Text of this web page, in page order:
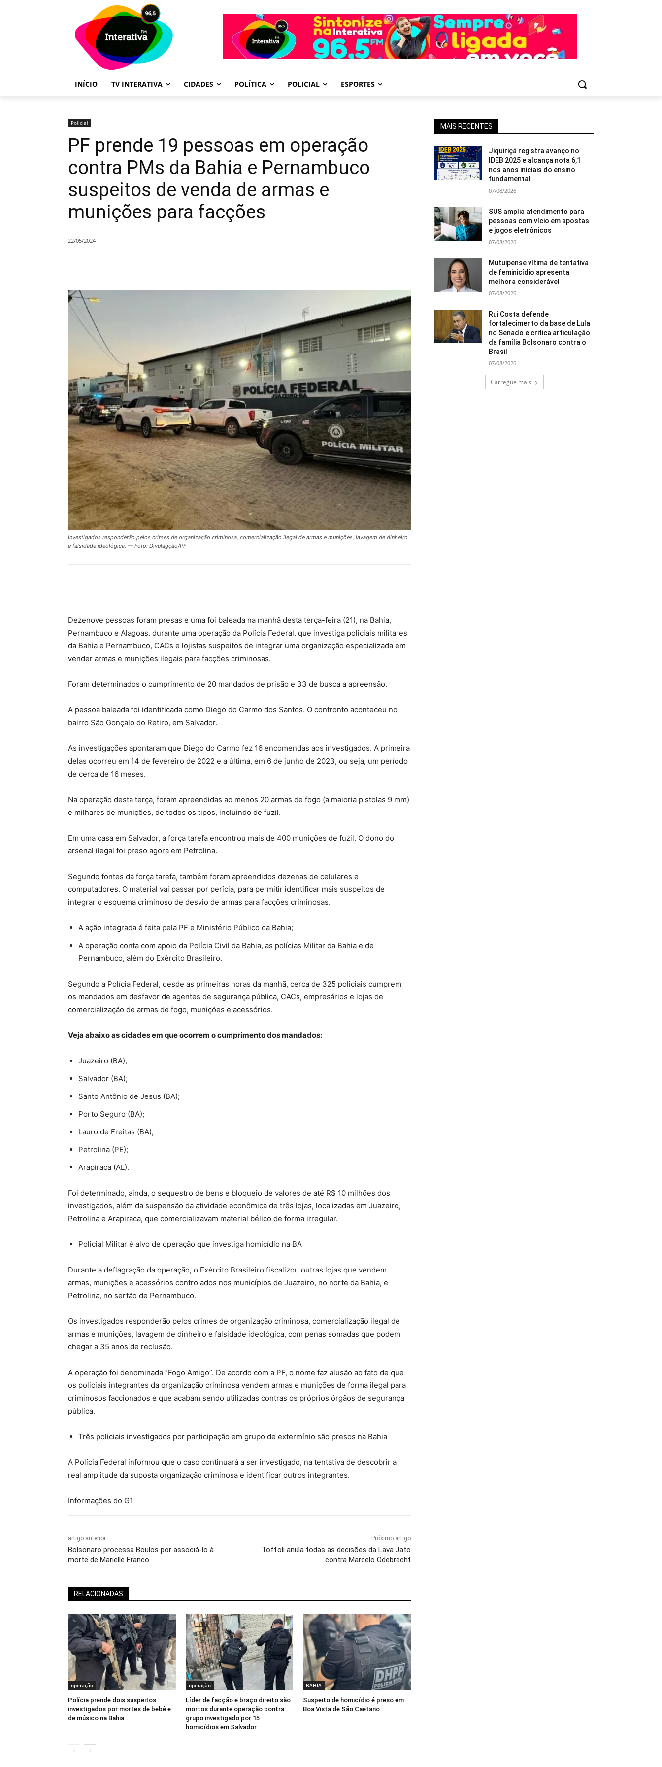
INÍCIO TV INTERATIVA CIDADES POLÍTICA POLICIAL ESPORTES
Policial
PF prende 19 pessoas em operação
contra PMs da Bahia e Pernambuco
suspeitos de venda de armas e
munições para facções
22/05/2024
Investigados responderão pelos crimes de organização criminosa, comercialização ilegal de armas e munições, lavagem de dinheiro
e falsidade ideológica. — Foto: Divulagção/PF
Dezenove pessoas foram presas e uma foi baleada na manhã desta terça-feira (21), na Bahia,
Pernambuco e Alagoas, durante uma operação da Polícia Federal, que investiga policiais militares
da Bahia e Pernambuco, CACs e lojistas suspeitos de integrar uma organização especializada em
vender armas e munições ilegais para facções criminosas.
Foram determinados o cumprimento de 20 mandados de prisão e 33 de busca a apreensão.
A pessoa baleada foi identificada como Diego do Carmo dos Santos. O confronto aconteceu no
bairro São Gonçalo do Retiro, em Salvador.
As investigações apontaram que Diego do Carmo fez 16 encomendas aos investigados. A primeira
delas ocorreu em 14 de fevereiro de 2022 e a última, em 6 de junho de 2023, ou seja, um período
de cerca de 16 meses.
Na operação desta terça, foram apreendidas ao menos 20 armas de fogo (a maioria pistolas 9 mm)
e milhares de munições, de todos os tipos, incluindo de fuzil.
Em uma casa em Salvador, a força tarefa encontrou mais de 400 munições de fuzil. O dono do
arsenal ilegal foi preso agora em Petrolina.
Segundo fontes da força tarefa, também foram apreendidos dezenas de celulares e
computadores. O material vai passar por perícia, para permitir identificar mais suspeitos de
integrar o esquema criminoso de desvio de armas para facções criminosas.
A ação integrada é feita pela PF e Ministério Público da Bahia;
A operação conta com apoio da Polícia Civil da Bahia, as polícias Militar da Bahia e de
Pernambuco, além do Exército Brasileiro.
Segundo a Polícia Federal, desde as primeiras horas da manhã, cerca de 325 policiais cumprem
os mandados em desfavor de agentes de segurança pública, CACs, empresários e lojas de
comercialização de armas de fogo, munições e acessórios.
Veja abaixo as cidades em que ocorrem o cumprimento dos mandados:
Juazeiro (BA);
Salvador (BA);
Santo Antônio de Jesus (BA);
Porto Seguro (BA);
Lauro de Freitas (BA);
Petrolina (PE);
Arapiraca (AL).
Foi determinado, ainda, o sequestro de bens e bloqueio de valores de até R$ 10 milhões dos
investigados, além da suspensão da atividade econômica de três lojas, localizadas em Juazeiro,
Petrolina e Arapiraca, que comercializavam material bélico de forma irregular.
Policial Militar é alvo de operação que investiga homicídio na BA
Durante a deflagração da operação, o Exército Brasileiro fiscalizou outras lojas que vendem
armas, munições e acessórios controlados nos municípios de Juazeiro, no norte da Bahia, e
Petrolina, no sertão de Pernambuco.
Os investigados responderão pelos crimes de organização criminosa, comercialização ilegal de
armas e munições, lavagem de dinheiro e falsidade ideológica, com penas somadas que podem
chegar a 35 anos de reclusão.
A operação foi denominada “Fogo Amigo”. De acordo com a PF, o nome faz alusão ao fato de que
os policiais integrantes da organização criminosa vendem armas e munições de forma ilegal para
criminosos faccionados e que acabam sendo utilizadas contras os próprios órgãos de segurança
pública.
Três policiais investigados por participação em grupo de extermínio são presos na Bahia
A Polícia Federal informou que o caso continuará a ser investigado, na tentativa de descobrir a
real amplitude da suposta organização criminosa e identificar outros integrantes.
Informações do G1
artigo anterior
Bolsonaro processa Boulos por associá-lo à
morte de Marielle Franco
Próximo artigo
Toffoli anula todas as decisões da Lava Jato
contra Marcelo Odebrecht
RELACIONADAS
operação
Polícia prende dois suspeitos
investigados por mortes de bebê e
de músico na Bahia
operação
Líder de facção e braço direito são
mortos durante operação contra
grupo investigado por 15
homicídios em Salvador
BAHIA
Suspeito de homicídio é preso em
Boa Vista de São Caetano
MAIS RECENTES
Jiquiriçá registra avanço no
IDEB 2025 e alcança nota 6,1
nos anos iniciais do ensino
fundamental
07/08/2026
SUS amplia atendimento para
pessoas com vício em apostas
e jogos eletrônicos
07/08/2026
Mutuipense vítima de tentativa
de feminicídio apresenta
melhora considerável
07/08/2026
Rui Costa defende
fortalecimento da base de Lula
no Senado e critica articulação
da família Bolsonaro contra o
Brasil
07/08/2026
Carregue mais